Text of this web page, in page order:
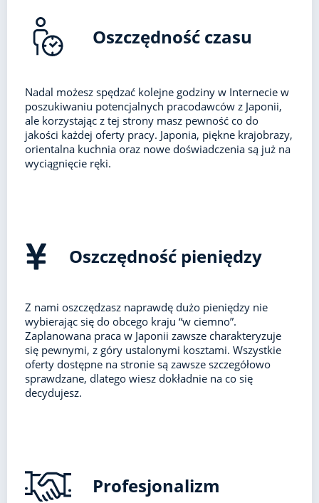
Oszczędność czasu
Nadal możesz spędzać kolejne godziny w Internecie w
poszukiwaniu potencjalnych pracodawców z Japonii,
ale korzystając z tej strony masz pewność co do
jakości każdej oferty pracy. Japonia, piękne krajobrazy,
orientalna kuchnia oraz nowe doświadczenia są już na
wyciągnięcie ręki.
Oszczędność pieniędzy
Z nami oszczędzasz naprawdę dużo pieniędzy nie
wybierając się do obcego kraju “w ciemno”.
Zaplanowana praca w Japonii zawsze charakteryzuje
się pewnymi, z góry ustalonymi kosztami. Wszystkie
oferty dostępne na stronie są zawsze szczegółowo
sprawdzane, dlatego wiesz dokładnie na co się
decydujesz.
Profesjonalizm